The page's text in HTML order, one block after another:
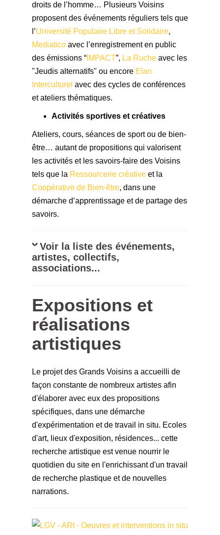
droits de l’homme… Plusieurs Voisins
proposent des événements réguliers tels que
l’Université Populaire Libre et Solidaire,
Mediatico avec l’enregistrement en public
des émissions “ IMPACT”, La Ruche avec les
"Jeudis alternatifs" ou encore Elan
Interculturel avec des cycles de conférences
et ateliers thématiques.
Activités sportives et créatives
Ateliers, cours, séances de sport ou de bien-
être… autant de propositions qui valorisent
les activités et les savoirs-faire des Voisins
tels que la Ressourcerie créative et la
Coopérative de Bien-être, dans une
démarche d’apprentissage et de partage des
savoirs.
Voir la liste des événements,
artistes, collectifs,
associations...
Expositions et
réalisations
artistiques
Le projet des Grands Voisins a accueilli de
façon constante de nombreux artistes afin
d'élaborer avec eux des propositions
spécifiques, dans une démarche
d'expérimentation et de travail in situ. Ecoles
d'art, lieux d'exposition, résidences... cette
recherche artistique est venue nourrir le
quotidien du site en l'enrichissant d'un travail
de recherche plastique et de nouvelles
narrations.